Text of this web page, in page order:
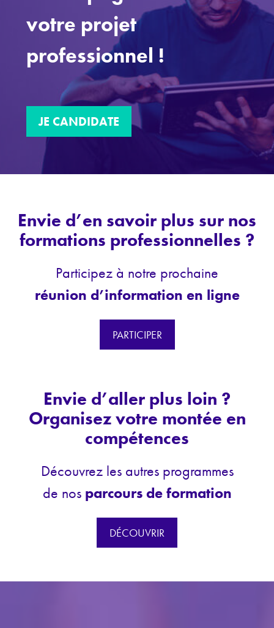
votre projet
professionnel !
JE CANDIDATE
Envie d’en savoir plus sur nos
formations professionnelles ?
Participez à notre prochaine
réunion d’information en ligne
PARTICIPER
Envie d’aller plus loin ?
Organisez votre montée en
compétences
Découvrez les autres programmes
de nos parcours de formation
DÉCOUVRIR